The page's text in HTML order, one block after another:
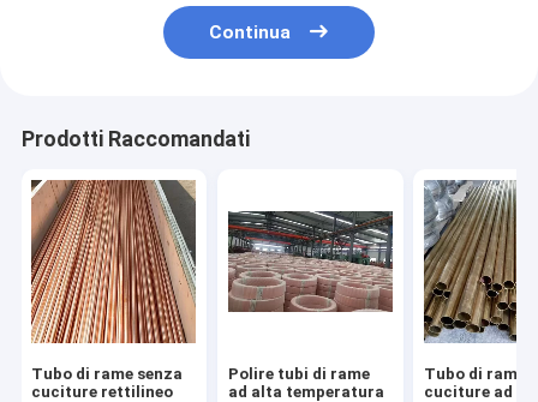
Continua
Prodotti Raccomandati
Tubo di rame senza
cuciture rettilineo
Polire tubi di rame
ad alta temperatura
Tubo di rame
cuciture ad